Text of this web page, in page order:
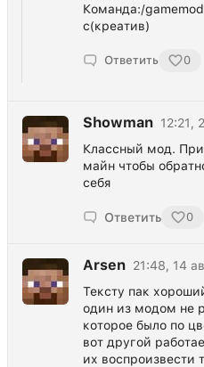
Команда:/
c(креатив)
Ответить 0
Showman 12:21,
Классный мод.
майн чтобы
себя
Ответить 0
Arsen 21:48, 14
Тексту пак
один из модом не
которое было по
вот другой
их воспроизвести